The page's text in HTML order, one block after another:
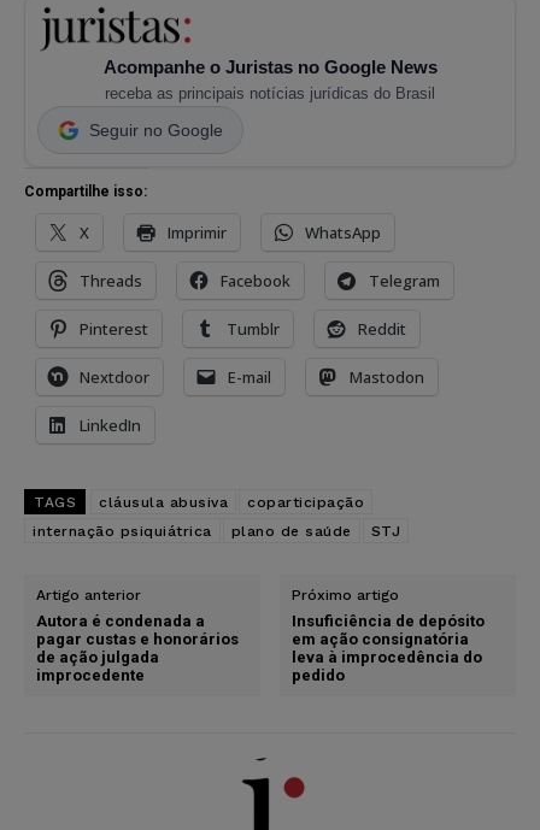
Acompanhe o Juristas no Google News
receba as principais notícias jurídicas do Brasil
Seguir no Google
Compartilhe isso:
X Imprimir WhatsApp
Threads Facebook Telegram
Pinterest Tumblr Reddit
Nextdoor E-mail Mastodon
LinkedIn
TAGS cláusula abusiva
coparticipação
internação psiquiátrica
plano de saúde STJ
Artigo anterior
Autora é condenada a
pagar custas e honorários
de ação julgada
improcedente
Próximo artigo
Insuficiência de depósito
em ação consignatória
leva à improcedência do
pedido